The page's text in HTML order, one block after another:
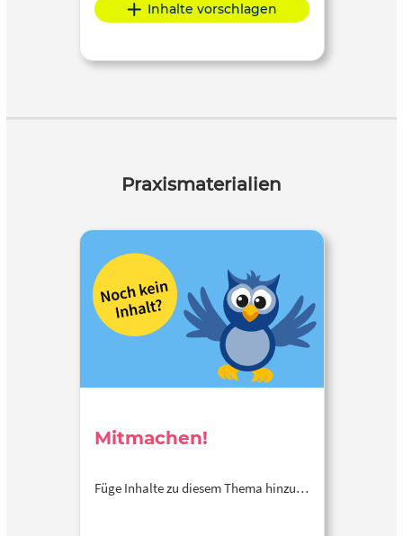
Inhalte vorschlagen
Praxismaterialien
Mitmachen!
Füge Inhalte zu diesem Thema hinzu…